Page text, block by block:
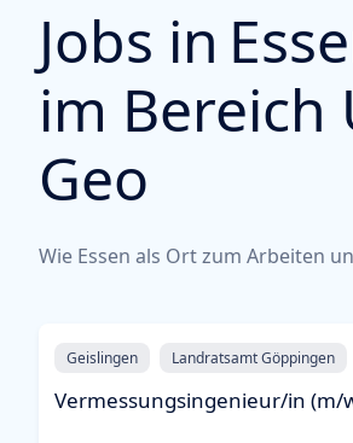
Jobs in
im Bereich
Geo
Wie Essen als Ort zum Arbeiten
Geislingen Landratsamt Göppingen
Vermessungsingenieur/in (m/